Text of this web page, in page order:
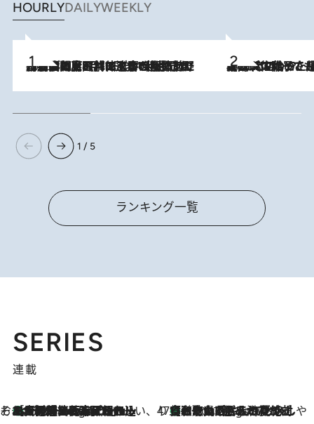
HOURLYDAILYWEEKLY
2026.8.8
「最後に見られてよかった」上野動物園の東園パンダ舎が解体前に特別公開。8月16日まで延長されたパネル展と共に辿る“半世紀”のパンダ飼育《解体工事の図面あり》 2026.8.5
【阿川佐和子さんの年とる力】なぜ70代で始めた趣味は“こんなに楽しい”のか？ ピアノ、俳句…スランプに陥っても続けられる“ある秘訣”とは
1 / 5
ランキング一覧
SERIES
連載
そおだよおこの関西おいしい、おやつ紀行8 Hours Ago
［大阪府箕面市］一皿一皿目の前で仕上げられる、料理を巧みに組み込んだアシェットデセールコース「ミチル アシェット デセール（Michiru assiette dessert）」 47都道府県の手みやげ ひんやりスイーツで夏を満喫
8 Hours Ago
【和歌山県】この夏絶対食べたい 冷やしておいしいおやつ3選 みかんがごろっと丸ごと入ったジュレ